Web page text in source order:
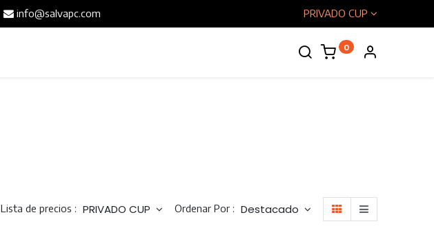
info@salvapc.com PRIVADO CUP
0
Lista de precios : PRIVADO CUP Ordenar Por : Destacado